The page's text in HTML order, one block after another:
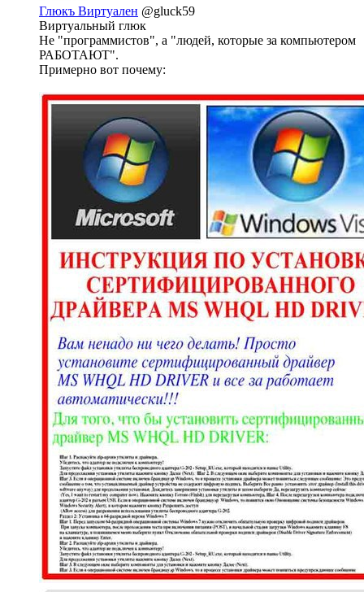
Глюкъ Виртуален @gluck59
Виртуальный глюк
Не "программистов", а "людей, которые за компьютером
РАБОТАЮТ".
Примерно вот почему: